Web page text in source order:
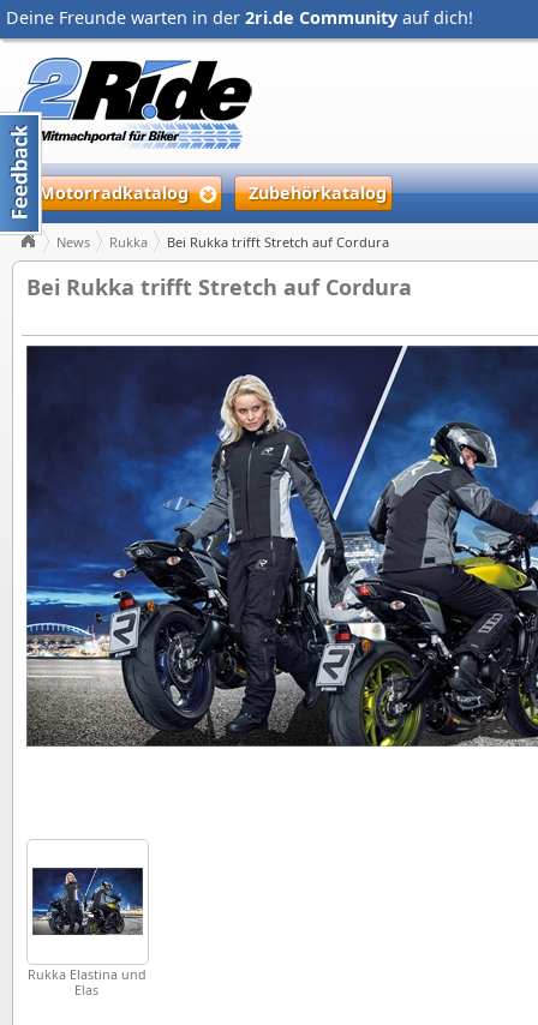
Deine Freunde warten in der 2ri.de Community auf dich!
Motorradkatalog Zubehörkatalog
News Rukka Bei Rukka trifft Stretch auf Cordura
Bei Rukka trifft Stretch auf Cordura
Rukka Elastina und
Elas